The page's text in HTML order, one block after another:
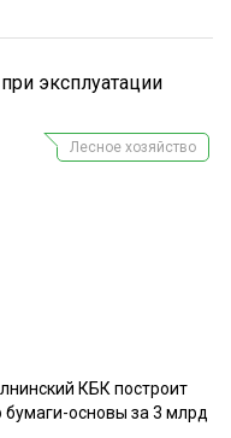
эксплуатации
Лесное хозяйство
КБК построит
бумаги-основы за 3 млрд